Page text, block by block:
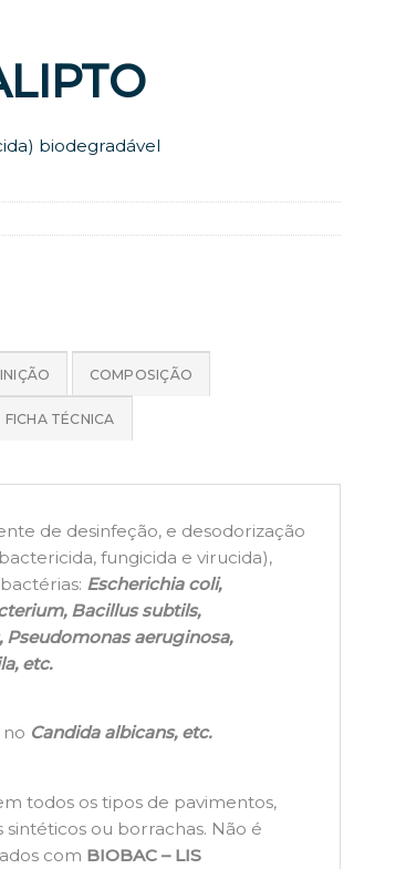
biodegradável
COMPOSIÇÃO
FICHA TÉCNICA
de desinfeção, e desodorização
fungicida e virucida),
Escherichia coli,
Bacillus subtils,
aeruginosa,
etc.
Candida albicans, etc.
todos os tipos de pavimentos,
sintéticos ou borrachas. Não é
com BIOBAC – LIS